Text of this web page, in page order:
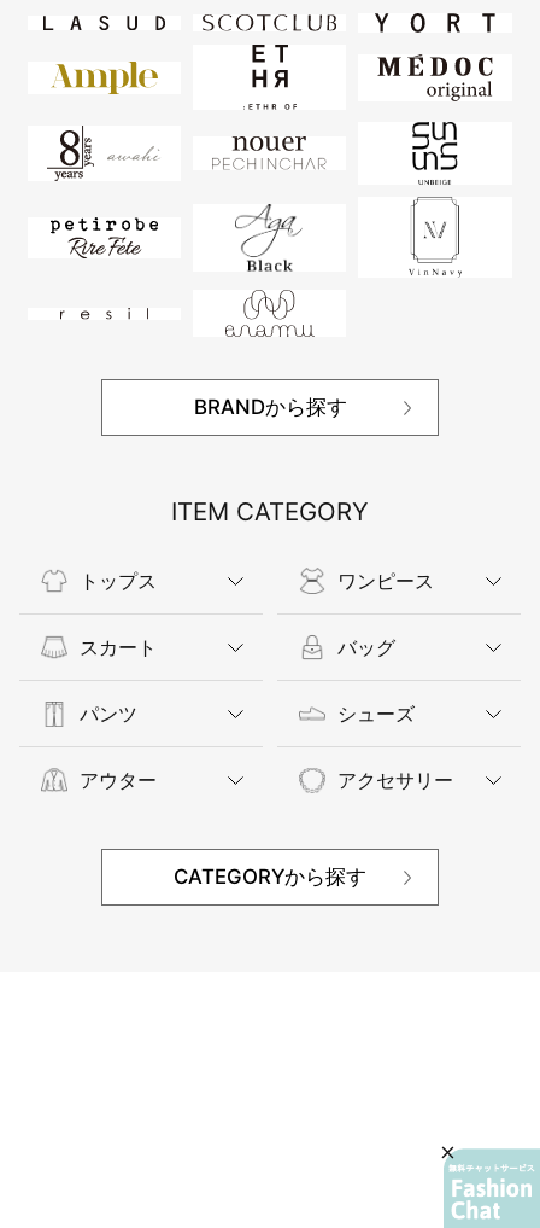
BRANDから探す
ITEM CATEGORY
トップス
スカート
パンツ
アウター
ワンピース
バッグ
シューズ
アクセサリー
CATEGORYから探す